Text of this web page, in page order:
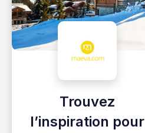
Trouvez
l’inspiration pour